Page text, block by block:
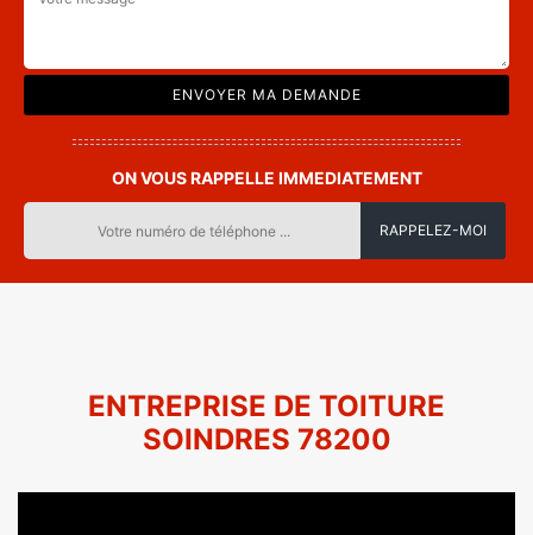
ON VOUS RAPPELLE IMMEDIATEMENT
ENTREPRISE DE TOITURE
SOINDRES 78200